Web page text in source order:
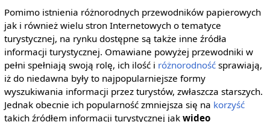
Pomimo istnienia różnorodnych przewodników papierowych
jak i również wielu stron Internetowych o tematyce
turystycznej, na rynku dostępne są także inne źródła
informacji turystycznej. Omawiane powyżej przewodniki w
pełni spełniają swoją rolę, ich ilość i różnorodnośćsprawiają,
iż do niedawna były to najpopularniejsze formy
wyszukiwania informacji przez turystów, zwłaszcza starszych.
Jednak obecnie ich popularność zmniejsza się na korzyść
takich źródłem informacji turystycznej jak wideo